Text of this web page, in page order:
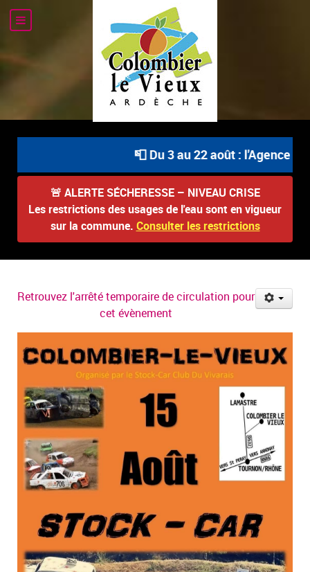
📮 Du 3 au 22 août : l'Agence
🚨 ALERTE SÉCHERESSE – NIVEAU CRISE
Les restrictions des usages de l'eau sont en vigueur
sur la commune. Consulter les restrictions
Retrouvez l'arrêté temporaire de circulation pour
cet évènement